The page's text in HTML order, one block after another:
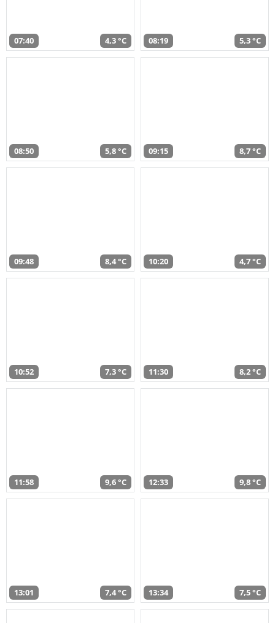
07:40 4,3 °C 08:19 5,3 °C
08:50 5,8 °C 09:15 8,7 °C
09:48 8,4 °C 10:20 4,7 °C
10:52 7,3 °C 11:30 8,2 °C
11:58 9,6 °C 12:33 9,8 °C
13:01 7,4 °C 13:34 7,5 °C